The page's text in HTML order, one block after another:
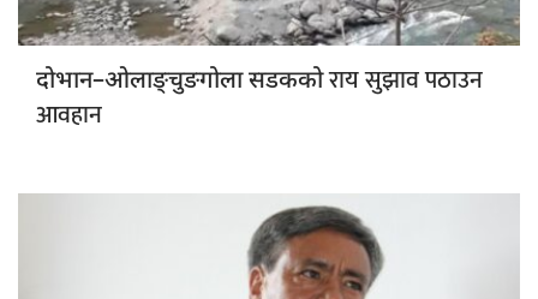
दोभान–ओलाङ्चुङगोला सडककोराय सुझाव पठाउन
आवहान